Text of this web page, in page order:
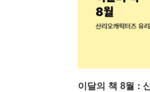
이달의 책 8월 :